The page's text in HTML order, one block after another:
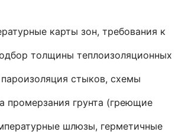
карты зон, требования к
толщины теплоизоляционных
стыков, схемы
промерзания грунта (греющие
шлюзы, герметичные